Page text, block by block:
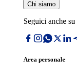
Chi siamo
Seguici anche su
Area personale